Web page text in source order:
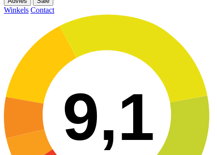
Winkels Contact
9,1